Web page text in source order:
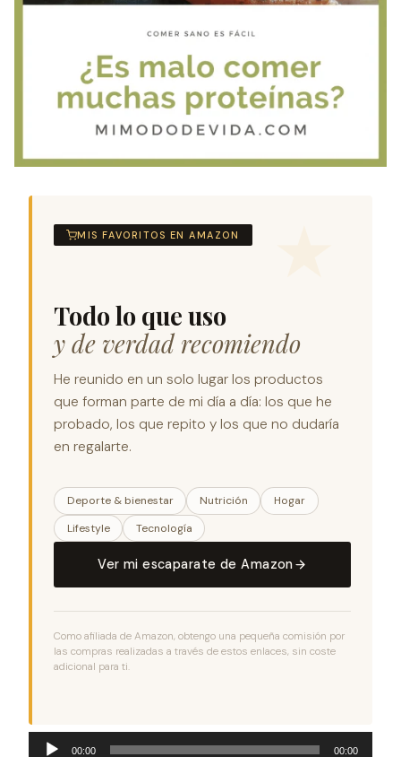
MIS FAVORITOS EN AMAZON
Todo lo que uso
y de verdad recomiendo
He reunido en un solo lugar los productos
que forman parte de mi día a día: los que he
probado, los que repito y los que no dudaría
en regalarte.
Deporte & bienestar Nutrición
Hogar
Lifestyle
Tecnología
Ver mi escaparate de Amazon
Como afiliada de Amazon, obtengo una pequeña comisión por
las compras realizadas a través de estos enlaces, sin coste
adicional para ti.
Reproductor
00:00 00:00